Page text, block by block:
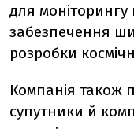
для моніторингу
забезпечення
розробки
Компанія також
супутники й